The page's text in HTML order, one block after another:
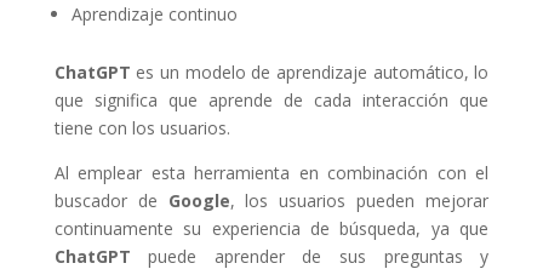
Aprendizaje continuo
ChatGPT es un modelo de aprendizaje automático, lo
que significa que aprende de cada interacción que
tiene con los usuarios.
Al emplear esta herramienta en combinación con el
buscador de Google, los usuarios pueden mejorar
continuamente su experiencia de búsqueda, ya que
ChatGPT puede aprender de sus preguntas y